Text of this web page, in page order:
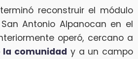
reconstruir el módulo
Antonio Alpanocan en el
operó, cercano a
comunidad y a un campo